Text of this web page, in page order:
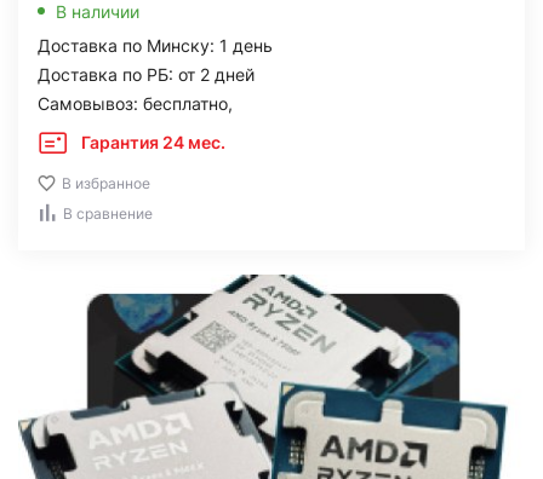
В наличии
Доставка по Минску: 1 день
Доставка по РБ: от 2 дней
Самовывоз: бесплатно,
Гарантия 24 мес.
В избранное
В сравнение